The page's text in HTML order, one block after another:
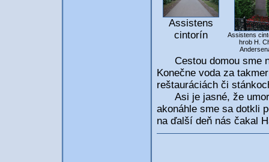
Assistens
cintorín
Assistens
hrob H.
Cestou domou sme
Konečne voda za
reštauráciách či
Asi je jasné, že
akonáhle sme sa dotkli
na ďalší deň nás čakal